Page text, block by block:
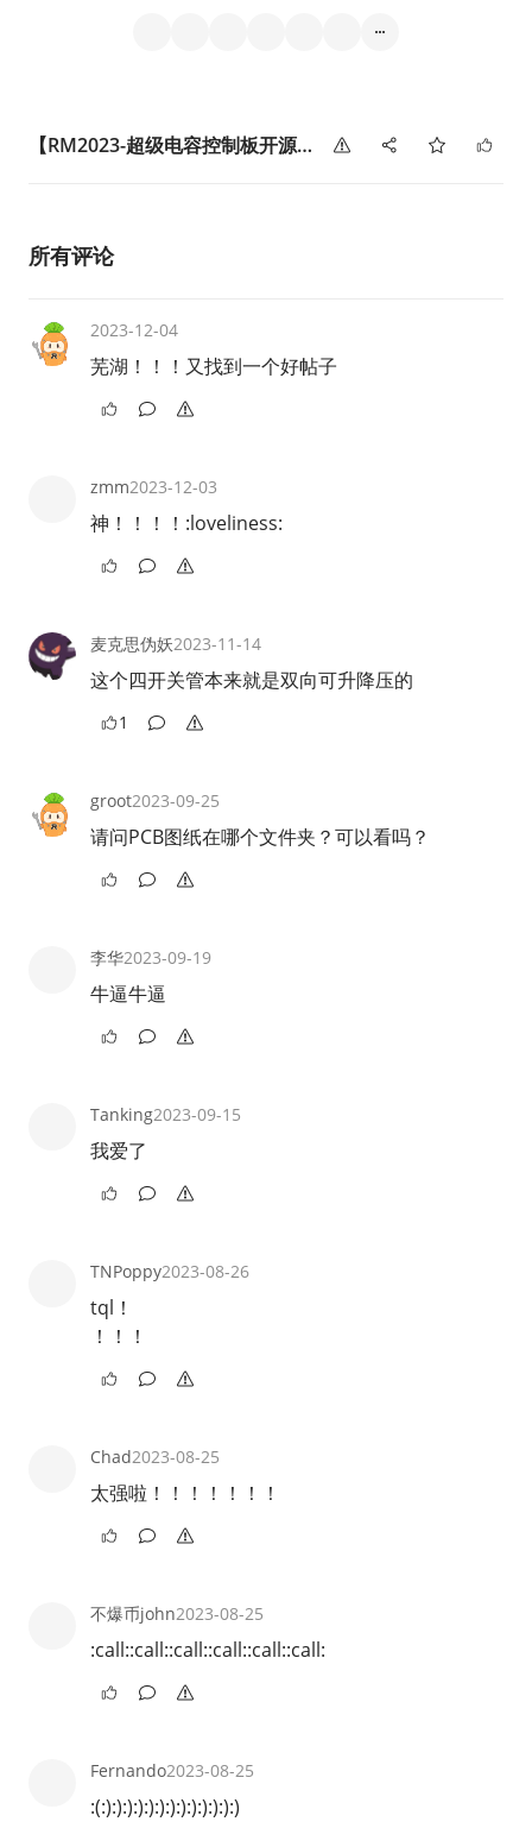
【RM2023-超级电容控制板开源】仲恺农业工程学院-奇点战队
所有评论
2023-12-04
芜湖！！！又找到一个好帖子
zmm2023-12-03
神！！！！:loveliness:
麦克思伪妖2023-11-14
这个四开关管本来就是双向可升降压的
1
groot2023-09-25
请问PCB图纸在哪个文件夹？可以看吗？
李华2023-09-19
牛逼牛逼
Tanking2023-09-15
我爱了
TNPoppy2023-08-26
tql！
！！！
Chad2023-08-25
太强啦！！！！！！！
不爆币john2023-08-25
:call::call::call::call::call::call:
Fernando2023-08-25
:(:):):):):):):):):):):):):)